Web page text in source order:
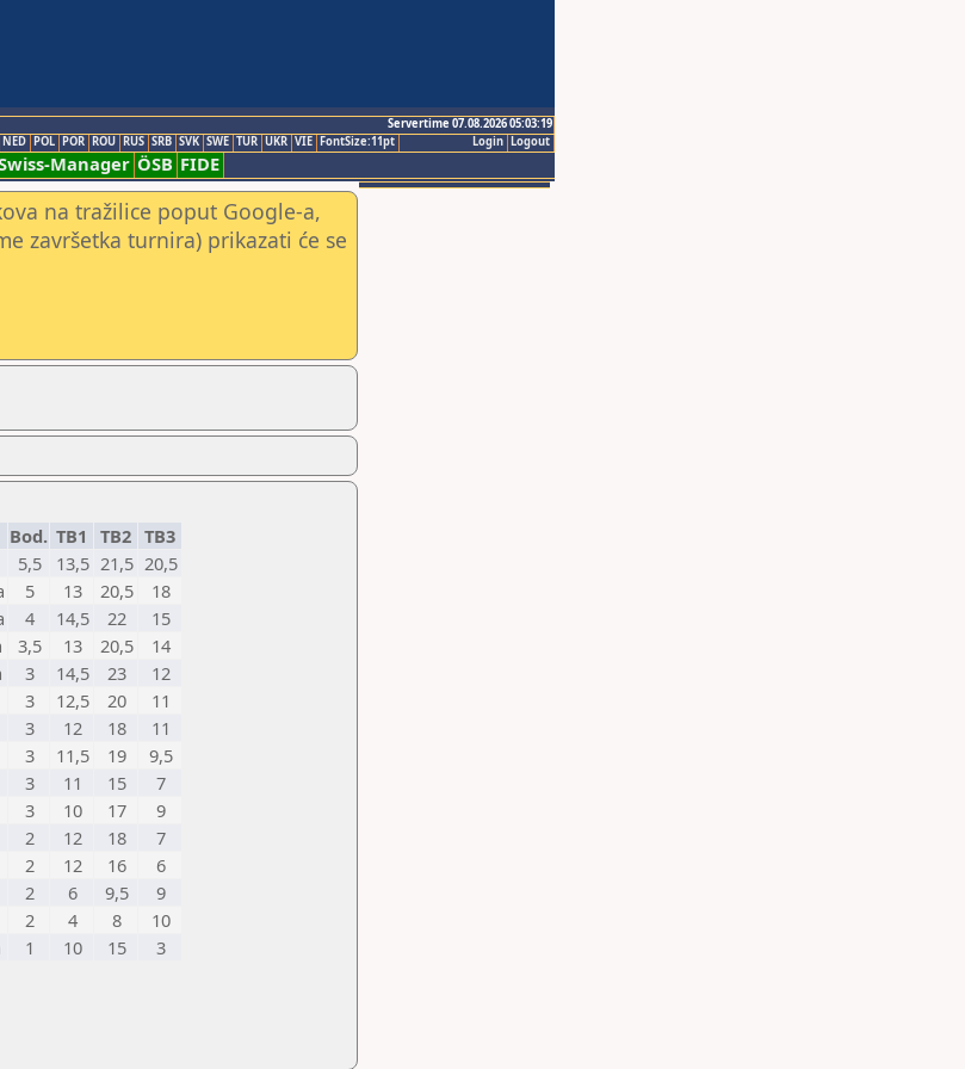
Servertime 07.08.2026 05:03:19
Logout
Login
NED POL POR ROU RUS SRB SVK SWE TUR UKR VIE FontSize:11pt
Manager ÖSB FIDE
na tražilice poput Google-a,
završetka turnira) prikazati će se
Bod. TB1 TB2 TB3
5,5 13,5 21,5 20,5
5 13 20,5
18
4 14,5 22
15
3,5 13 20,5
14
3 14,5 23
12
3 12,5 20
11
3 12 18
11
3 11,5 19
9,5
3 11 15
7
3 10 17
9
2 12 18
7
2 12 16
6
2 6 9,5
9
2 4 8
10
1 10 15
3